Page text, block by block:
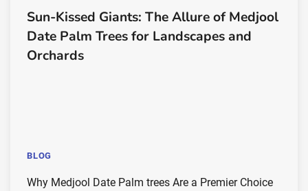
Sun-Kissed Giants: The Allure of Medjool
Date Palm Trees for Landscapes and
Orchards
BLOG
Why Medjool Date Palm trees Are a Premier Choice